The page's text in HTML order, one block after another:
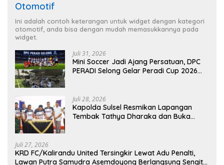
Otomotif
Ini adalah contoh keterangan untuk widget dengan kategori
otomotif, anda bisa dengan mudah memasukkannya pada
widget.
Juli 31, 2026
Mini Soccer Jadi Ajang Persatuan, DPC
PERADI Selong Gelar Peradi Cup 2026
Juli 28, 2026
Kapolda Sulsel Resmikan Lapangan
Tembak Tathya Dharaka dan Buka
Juli 27, 2026
KRD FC/Kalirandu United Tersingkir Lewat Adu Penalti,
Lawan Putra Samudra Asemdoyong Berlangsung Sengit